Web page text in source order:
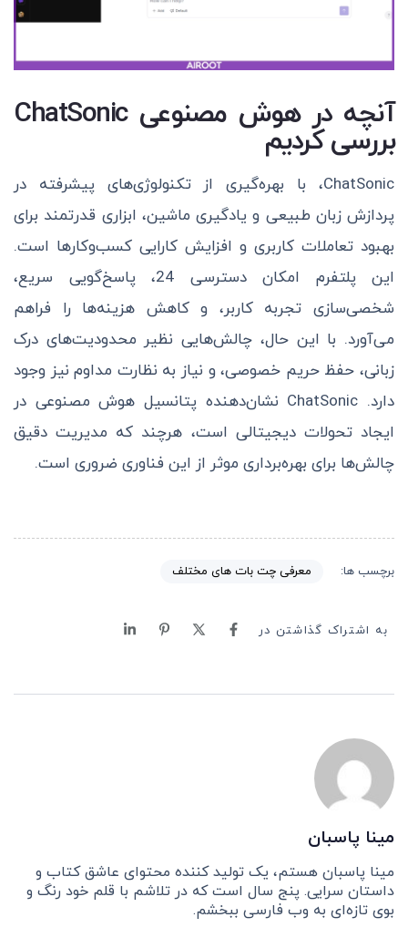
آنچه در هوش مصنوعی ChatSonic
بررسی کردیم
ChatSonic، با بهره‌گیری از تکنولوژی‌های پیشرفته در
پردازش زبان طبیعی و یادگیری ماشین، ابزاری قدرتمند برای
بهبود تعاملات کاربری و افزایش کارایی کسب‌وکارها است.
این پلتفرم امکان دسترسی 24، پاسخ‌گویی سریع،
شخصی‌سازی تجربه کاربر، و کاهش هزینه‌ها را فراهم
می‌آورد. با این حال، چالش‌هایی نظیر محدودیت‌های درک
زبانی، حفظ حریم خصوصی، و نیاز به نظارت مداوم نیز وجود
دارد. ChatSonic نشان‌دهنده پتانسیل هوش مصنوعی در
ایجاد تحولات دیجیتالی است، هرچند که مدیریت دقیق
چالش‌ها برای بهره‌برداری موثر از این فناوری ضروری است.
برچسب ها: معرفی چت بات های مختلف
به اشتراک گذاشتن در
مینا پاسبان
مینا پاسبان هستم، یک تولید کننده محتوای عاشق کتاب و
داستان سرایی. پنج سال است که در تلاشم با قلم خود رنگ و
بوی تازه‌ای به وب فارسی ببخشم.